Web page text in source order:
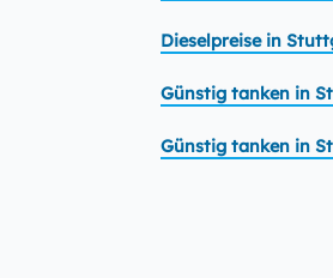
Dieselpreise in
Günstig tanken in
Günstig tanken in